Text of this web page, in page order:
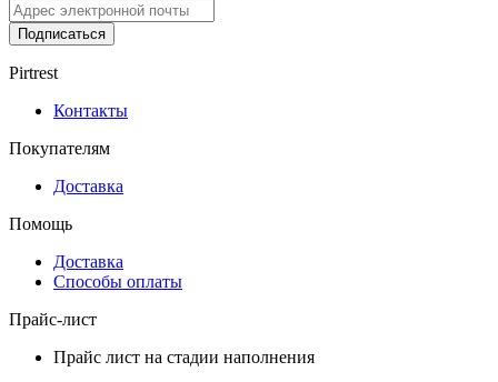
Подписаться
Pirtrest
Контакты
Покупателям
Доставка
Помощь
Доставка
Способы оплаты
Прайс-лист
Прайс лист на стадии наполнения